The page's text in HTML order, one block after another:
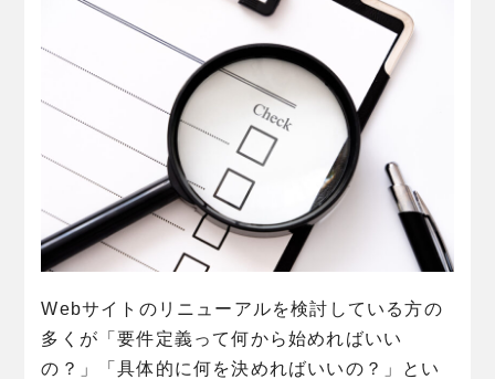
Webサイトのリニューアルを検討している方の
多くが「要件定義って何から始めればいい
の？」「具体的に何を決めればいいの？」とい